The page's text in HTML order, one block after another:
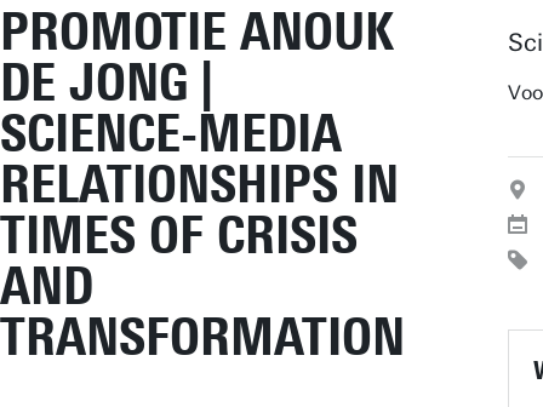
PROMOTIE ANOUK
DE JONG |
SCIENCE-MEDIA
RELATIONSHIPS IN
TIMES OF CRISIS
AND
TRANSFORMATION